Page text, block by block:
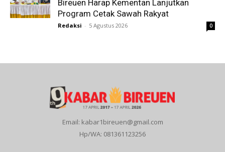
Bireuen Harap Kementan Lanjutkan
Program Cetak Sawah Rakyat
Redaksi - 5 Agustus 2026 0
Email: kabar1bireuen@gmail.com
Hp/WA: 081361123256